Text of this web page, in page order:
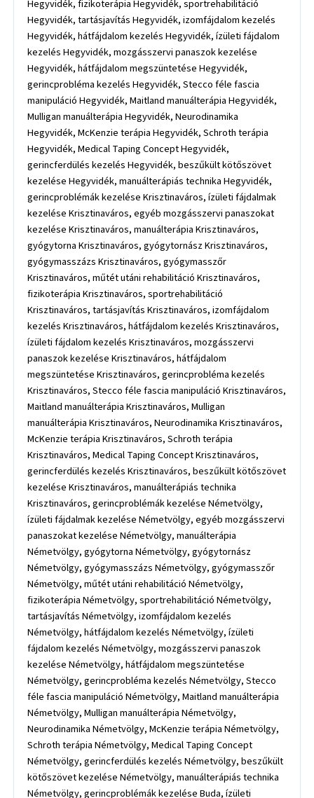
Hegyvidék, fizikoterápia Hegyvidék, sportrehabilitáció
Hegyvidék, tartásjavítás Hegyvidék, izomfájdalom kezelés
Hegyvidék, hátfájdalom kezelés Hegyvidék, ízületi fájdalom
kezelés Hegyvidék, mozgásszervi panaszok kezelése
Hegyvidék, hátfájdalom megszüntetése Hegyvidék,
gerincprobléma kezelés Hegyvidék, Stecco féle fascia
manipuláció Hegyvidék, Maitland manuálterápia Hegyvidék,
Mulligan manuálterápia Hegyvidék, Neurodinamika
Hegyvidék, McKenzie terápia Hegyvidék, Schroth terápia
Hegyvidék, Medical Taping Concept Hegyvidék,
gerincferdülés kezelés Hegyvidék, beszűkült kötőszövet
kezelése Hegyvidék, manuálterápiás technika Hegyvidék,
gerincproblémák kezelése Krisztinaváros, ízületi fájdalmak
kezelése Krisztinaváros, egyéb mozgásszervi panaszokat
kezelése Krisztinaváros, manuálterápia Krisztinaváros,
gyógytorna Krisztinaváros, gyógytornász Krisztinaváros,
gyógymasszázs Krisztinaváros, gyógymasszőr
Krisztinaváros, műtét utáni rehabilitáció Krisztinaváros,
fizikoterápia Krisztinaváros, sportrehabilitáció
Krisztinaváros, tartásjavítás Krisztinaváros, izomfájdalom
kezelés Krisztinaváros, hátfájdalom kezelés Krisztinaváros,
ízületi fájdalom kezelés Krisztinaváros, mozgásszervi
panaszok kezelése Krisztinaváros, hátfájdalom
megszüntetése Krisztinaváros, gerincprobléma kezelés
Krisztinaváros, Stecco féle fascia manipuláció Krisztinaváros,
Maitland manuálterápia Krisztinaváros, Mulligan
manuálterápia Krisztinaváros, Neurodinamika Krisztinaváros,
McKenzie terápia Krisztinaváros, Schroth terápia
Krisztinaváros, Medical Taping Concept Krisztinaváros,
gerincferdülés kezelés Krisztinaváros, beszűkült kötőszövet
kezelése Krisztinaváros, manuálterápiás technika
Krisztinaváros, gerincproblémák kezelése Németvölgy,
ízületi fájdalmak kezelése Németvölgy, egyéb mozgásszervi
panaszokat kezelése Németvölgy, manuálterápia
Németvölgy, gyógytorna Németvölgy, gyógytornász
Németvölgy, gyógymasszázs Németvölgy, gyógymasszőr
Németvölgy, műtét utáni rehabilitáció Németvölgy,
fizikoterápia Németvölgy, sportrehabilitáció Németvölgy,
tartásjavítás Németvölgy, izomfájdalom kezelés
Németvölgy, hátfájdalom kezelés Németvölgy, ízületi
fájdalom kezelés Németvölgy, mozgásszervi panaszok
kezelése Németvölgy, hátfájdalom megszüntetése
Németvölgy, gerincprobléma kezelés Németvölgy, Stecco
féle fascia manipuláció Németvölgy, Maitland manuálterápia
Németvölgy, Mulligan manuálterápia Németvölgy,
Neurodinamika Németvölgy, McKenzie terápia Németvölgy,
Schroth terápia Németvölgy, Medical Taping Concept
Németvölgy, gerincferdülés kezelés Németvölgy, beszűkült
kötőszövet kezelése Németvölgy, manuálterápiás technika
Németvölgy, gerincproblémák kezelése Buda, ízületi